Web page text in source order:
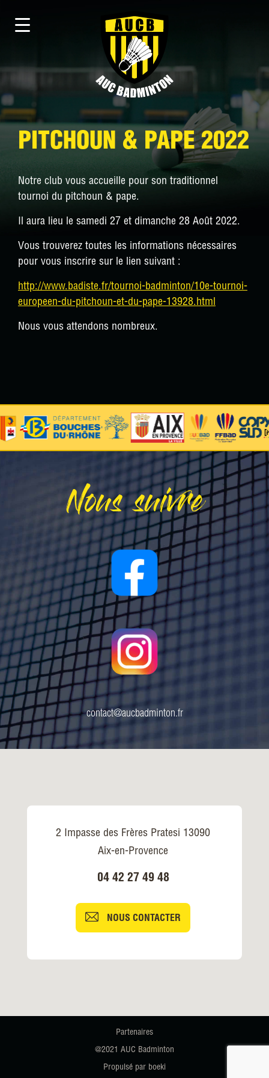
PITCHOUN & PAPE 2022
Notre club vous accueille pour son traditionnel
tournoi du pitchoun & pape.
Il aura lieu le samedi 27 et dimanche 28 Août 2022.
Vous trouverez toutes les informations nécessaires
pour vous inscrire sur le lien suivant :
http://www.badiste.fr/tournoi-badminton/10e-tournoi-
europeen-du-pitchoun-et-du-pape-13928.html
Nous vous attendons nombreux.
Nous suivre
contact@aucbadminton.fr
2 Impasse des Frères Pratesi 13090
Aix-en-Provence
04 42 27 49 48
NOUS CONTACTER
Partenaires
@2021 AUC Badminton
Propulsé par boeki